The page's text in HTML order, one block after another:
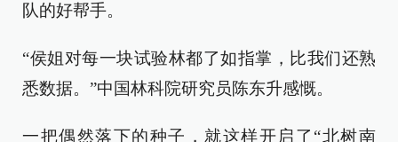
队的好帮手。
“侯姐对每一块试验林都了如指掌，比我们还熟
悉数据。”中国林科院研究员陈东升感慨。
一把偶然落下的种子，就这样开启了“北树南